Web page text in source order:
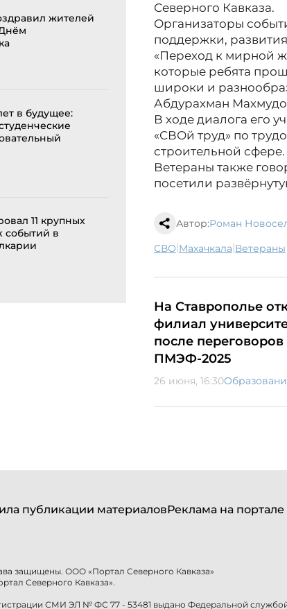
жителей
в будущее:
11 крупных
событий в
Северного Кавказа.
Организаторы
поддержки,
«Переход к мирной
которые ребята
широки и
Абдурахман
В ходе диалога его
«СВОй труд» по
строительной сфере.
Ветераны также
посетили
Автор:Роман
СВО| Махачкала| ветераны
На Ставрополье
филиал
после переговоров
ПМЭФ-2025
26 июня, 16:30
публикации материаловРеклама на портале
защищены. ООО «Портал Северного Кавказа»
Северного Кавказа».
СМИ ЭЛ № ФС 77 - 53481 выдано Федеральной